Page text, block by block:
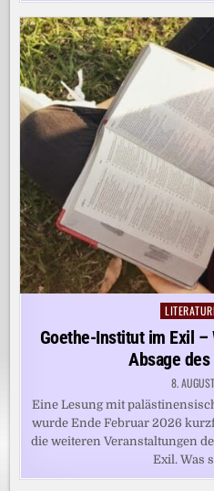
Posted
in
Goethe-Institut im Exil
Absage
8.
Eine Lesung mit
wurde Ende Februar 2026
die weiteren Veranstaltungen
Exil. Was